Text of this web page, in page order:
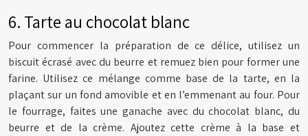
6. Tarte au chocolat blanc
Pour commencer la préparation de ce délice, utilisez un
biscuit écrasé avec du beurre et remuez bien pour former une
farine. Utilisez ce mélange comme base de la tarte, en la
plaçant sur un fond amovible et en l’emmenant au four. Pour
le fourrage, faites une ganache avec du chocolat blanc, du
beurre et de la crème. Ajoutez cette crème à la base et